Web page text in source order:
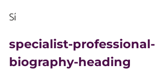
Sí
specialist-professional-
biography-heading